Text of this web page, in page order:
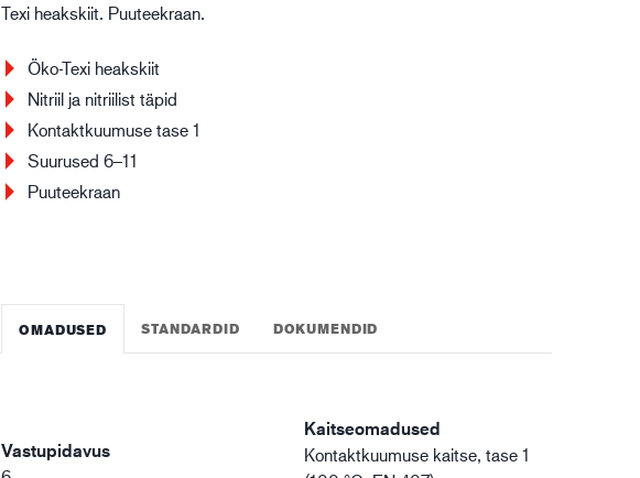
Logistika
Texi heakskiit. Puuteekraan.
Öko-Texi heakskiit
Nitriil ja nitriilist täpid
Kontaktkuumuse tase 1
Suurused 6–11
Puuteekraan
OMADUSED STANDARDID DOKUMENDID
Vastupidavus
Kaitseomadused
Kontaktkuumuse kaitse, tase 1